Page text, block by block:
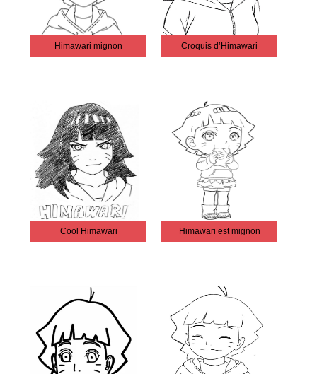
Himawari mignon Croquis d’Himawari
Cool Himawari Himawari est mignon